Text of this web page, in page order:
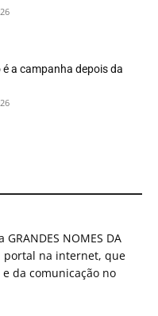
a campanha depois da
NOMES DA
portal na internet, que
da comunicação no